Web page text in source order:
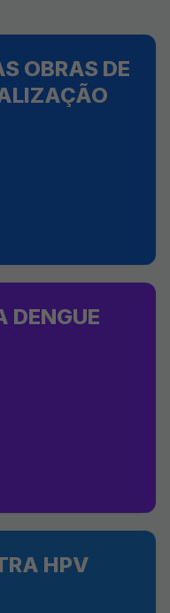
OBRAS DE
DENGUE
HPV